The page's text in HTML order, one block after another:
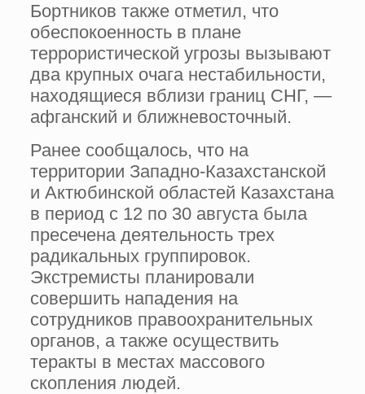
Бортников также отметил, что
обеспокоенность в плане
террористической угрозы вызывают
два крупных очага нестабильности,
находящиеся вблизи границ СНГ, —
афганский и ближневосточный.
Ранее сообщалось, что на
территории Западно-Казахстанской
и Актюбинской областей Казахстана
в период с 12 по 30 августа была
пресечена деятельность трех
радикальных группировок.
Экстремисты планировали
совершить нападения на
сотрудников правоохранительных
органов, а также осуществить
теракты в местах массового
скопления людей.